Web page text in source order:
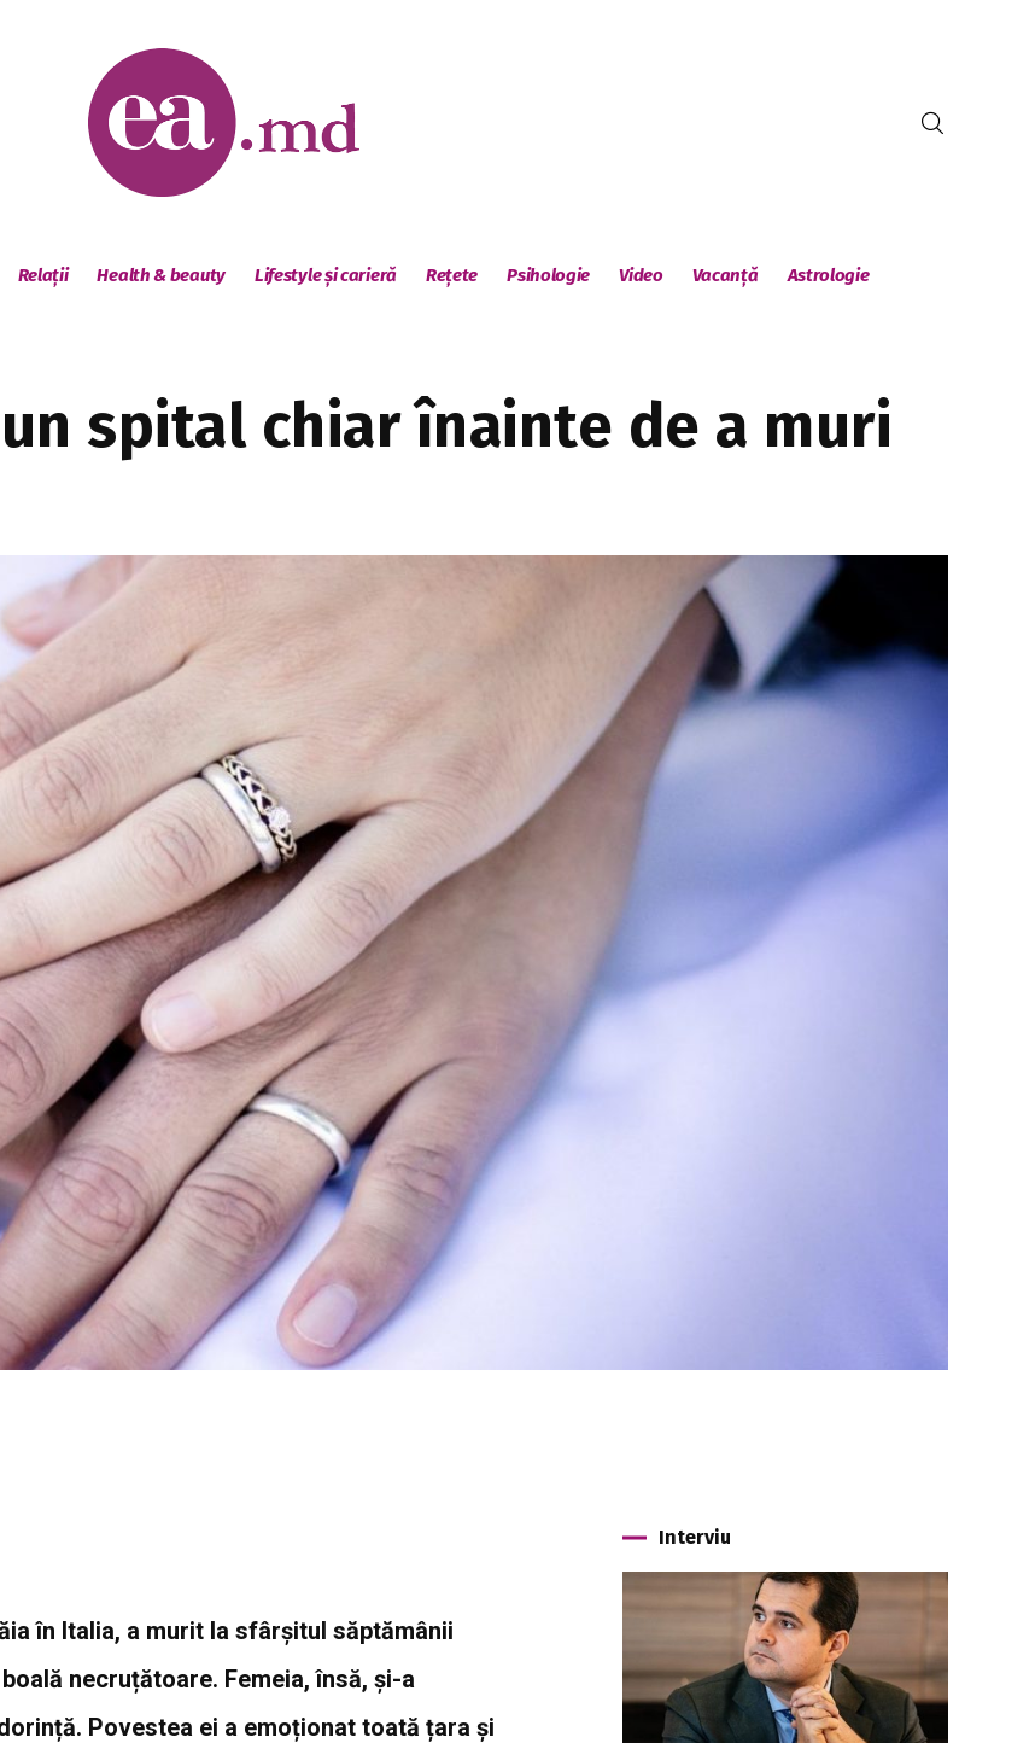
Relații Health & beauty Lifestyle și carieră Rețete Psihologie Video Vacanță Astrologie
spital chiar înainte de a muri
în Italia, a murit la sfârșitul săptămânii
necruțătoare. Femeia, însă, și-a
Povestea ei a emoționat toată țara și
Interviu